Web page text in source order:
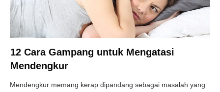
12 Cara Gampang untuk Mengatasi
Mendengkur
Mendengkur memang kerap dipandang sebagai masalah yang